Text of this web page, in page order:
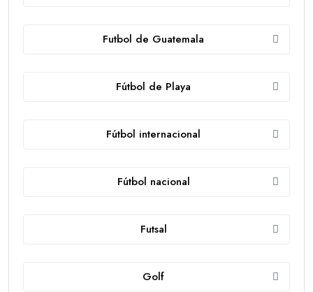
Futbol de Guatemala
Fútbol de Playa
Fútbol internacional
Fútbol nacional
Futsal
Golf